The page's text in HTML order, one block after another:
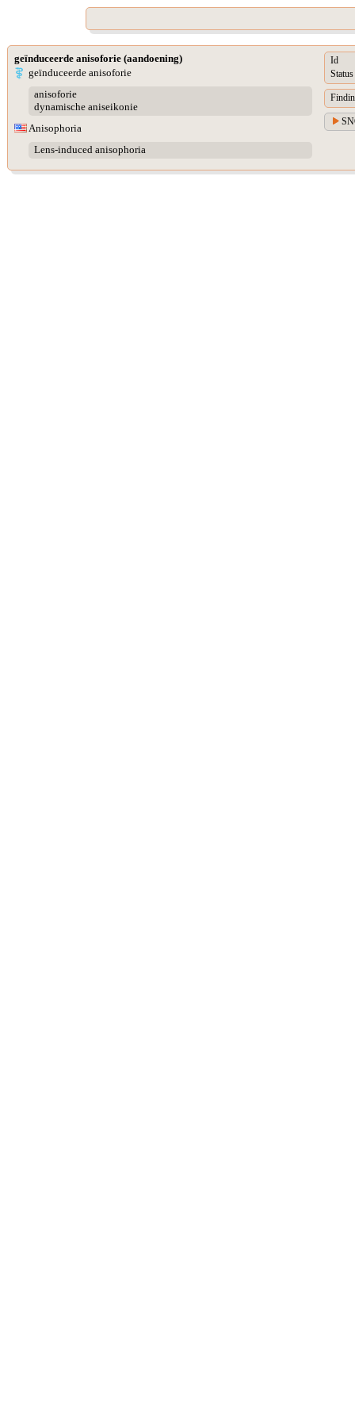
geïnduceerde anisoforie (aandoening)
geïnduceerde anisoforie
anisoforie
dynamische aniseikonie
Anisophoria
Lens-induced anisophoria
Id
Status